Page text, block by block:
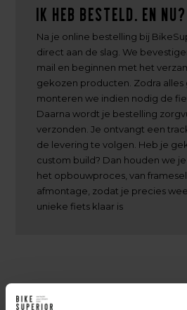
Ik heb besteld. En nu?
Na je online bestelling bij
direct aan de slag. We
mail en beginnen met het
gekozen producten. Zodra alles
monteren we indien nodig de
Daarna wordt je bestelling
verzonden. Je ontvangt een
de levering te volgen. Heb je
custom build? Dan houden we
het opbouwproces, van
afmontage, zodat je precies
unieke fiets klaar is
Achter de schermen bij